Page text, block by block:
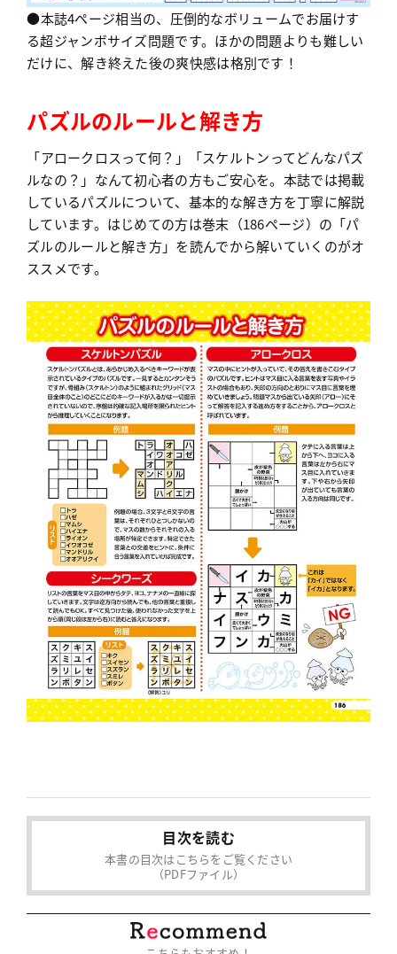
●本誌4ページ相当の、圧倒的なボリュームでお届けす
る超ジャンボサイズ問題です。ほかの問題よりも難しい
だけに、解き終えた後の爽快感は格別です！
パズルのルールと解き方
「アロークロスって何？」「スケルトンってどんなパズ
ルなの？」なんて初心者の方もご安心を。本誌では掲載
しているパズルについて、基本的な解き方を丁寧に解説
しています。はじめての方は巻末（186ページ）の「パ
ズルのルールと解き方」を読んでから解いていくのがオ
ススメです。
目次を読む
本書の目次はこちらをご覧ください
（PDFファイル）